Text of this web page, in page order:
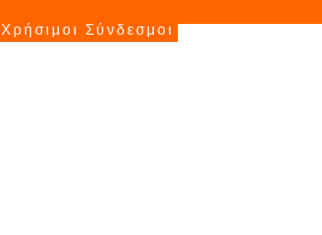
Χρήσιμοι Σύνδεσμοι